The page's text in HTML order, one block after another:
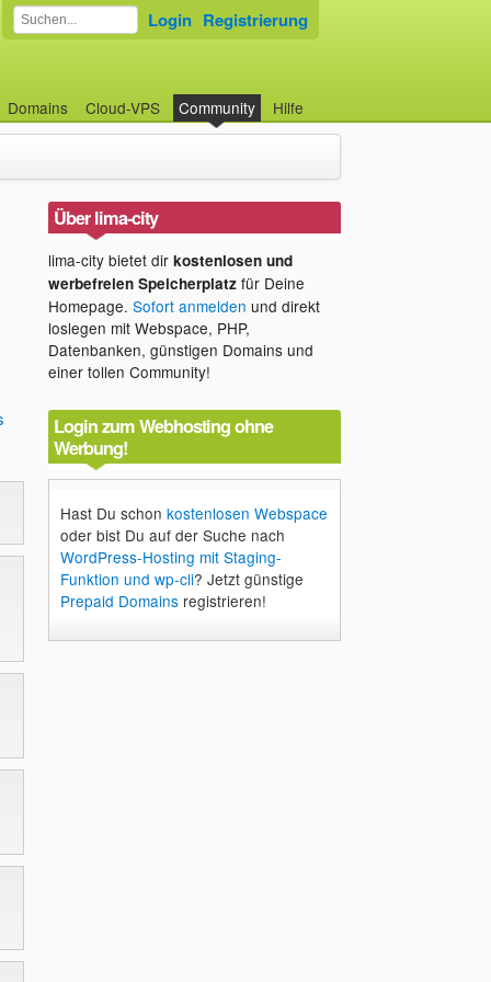
Domains Cloud-VPS Community Hilfe
Login Registrierung
Über lima-city
lima-city bietet dir kostenlosen und
werbefreien Speicherplatzfür Deine
Homepage. Sofort anmelden und direkt
loslegen mit Webspace, PHP,
Datenbanken, günstigen Domains und
einer tollen Community!
Login zum Webhosting ohne
Werbung!
Hast Du schon kostenlosen Webspace
oder bist Du auf der Suche nach
WordPress-Hosting mit Staging-
Funktion und wp-cli? Jetzt günstige
Prepaid Domainsregistrieren!